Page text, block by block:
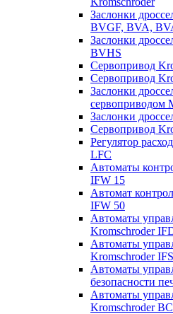
Заслонки
BVGF, BVA,
Заслонки
BVHS
Сервопривод
Сервопривод
Заслонки
сервоприводом
Заслонки
Cервопривод
Регулятор
LFC
Автоматы
IFW 15
Автомат
IFW 50
Автоматы
Kromschroder
Автоматы
Kromschroder
Автоматы
безопасности
Автоматы
Kromschroder